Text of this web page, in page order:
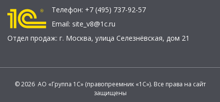
Телефон: +7 (495) 737-92-57
Email: site_v8@1c.ru
Отдел продаж: г. Москва, улица Селезнёвская, дом 21
© 2026 АО «Группа 1С» (правопреемник «1С»). Все права на сайт
защищены